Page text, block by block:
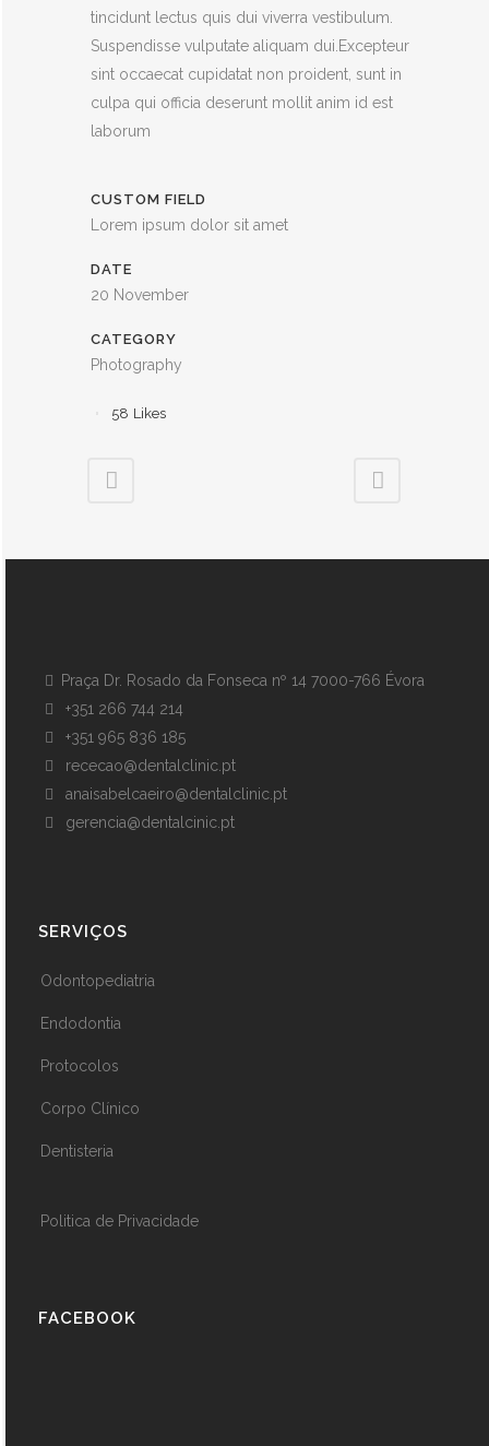
tincidunt lectus quis dui viverra vestibulum.
Suspendisse vulputate aliquam dui.Excepteur
sint occaecat cupidatat non proident, sunt in
culpa qui officia deserunt mollit anim id est
laborum
CUSTOM FIELD
Lorem ipsum dolor sit amet
DATE
20 November
CATEGORY
Photography
58 Likes
Praça Dr. Rosado da Fonseca nº 14 7000-766 Évora
+351 266 744 214
+351 965 836 185
rececao@dentalclinic.pt
anaisabelcaeiro@dentalclinic.pt
gerencia@dentalcinic.pt
SERVIÇOS
Odontopediatria
Endodontia
Protocolos
Corpo Clínico
Dentisteria
Politica de Privacidade
FACEBOOK